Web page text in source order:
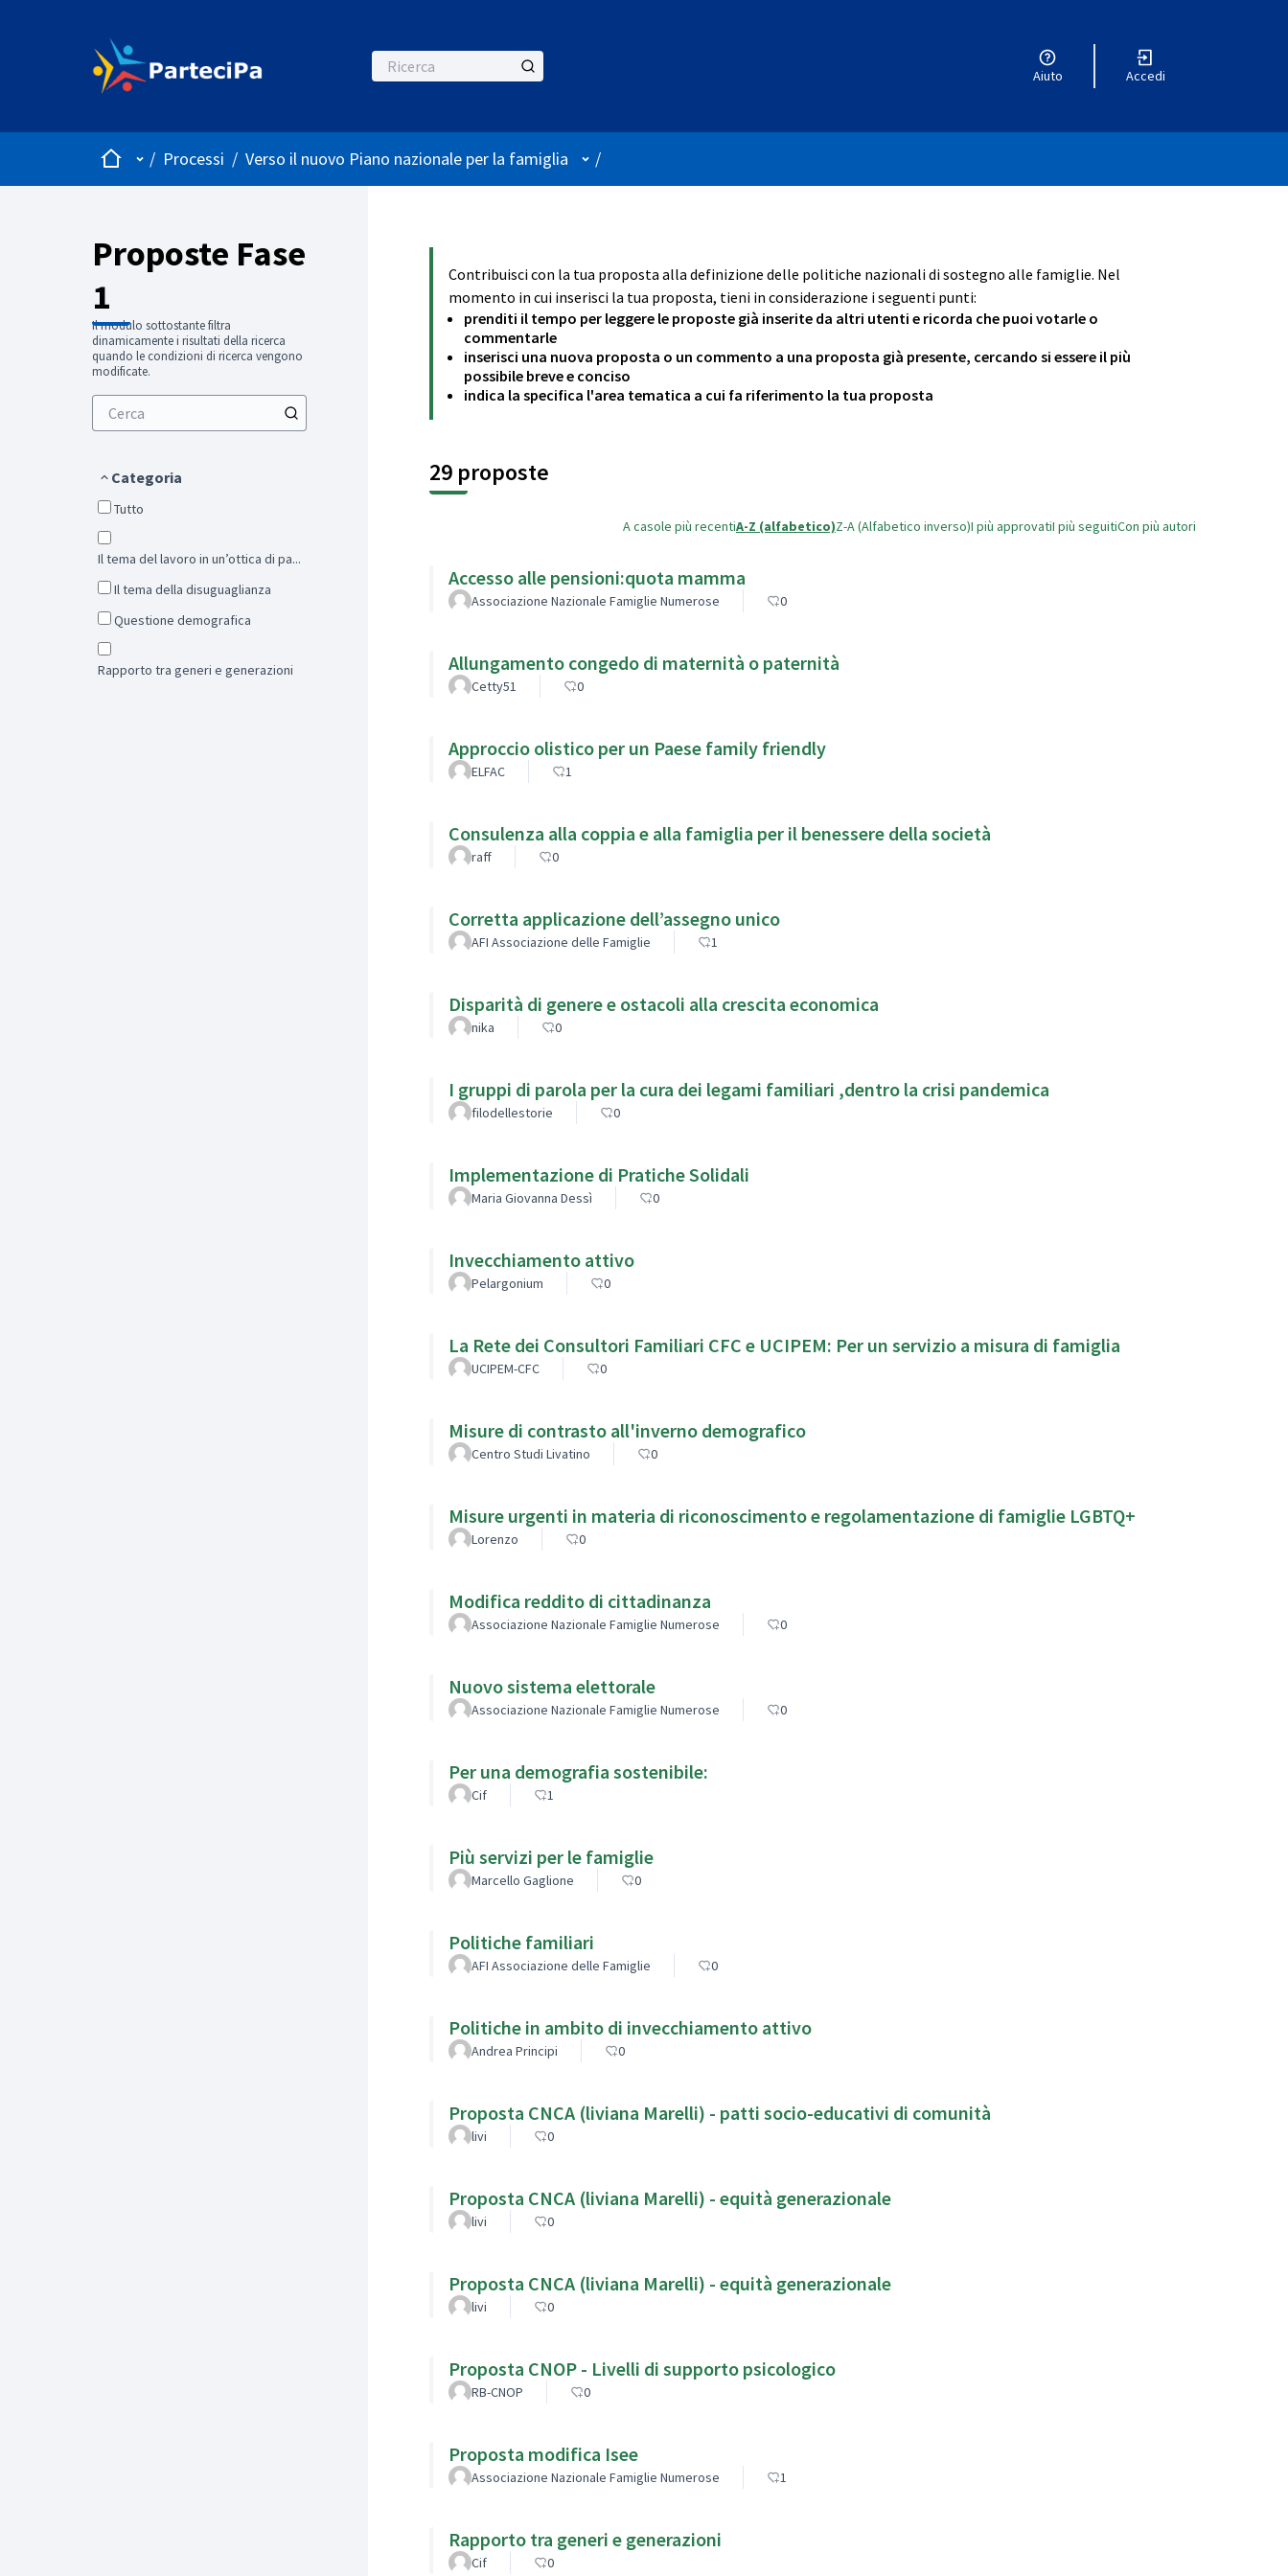
Aiuto Accedi
HomeMenù principale
/ Processi / Verso il nuovo Piano nazionale per la famiglia Menù utente
/
Proposte Fase
1
Il modulo sottostante filtra
dinamicamente i risultati della ricerca
quando le condizioni di ricerca vengono
modificate.
Categoria
Tutto
Il tema del lavoro in un’ottica di pa...
Il tema della disuguaglianza
Questione demografica
Rapporto tra generi e generazioni
Contribuisci con la tua proposta alla definizione delle politiche nazionali di sostegno alle famiglie. Nel
momento in cui inserisci la tua proposta, tieni in considerazione i seguenti punti:
prenditi il tempo per leggere le proposte già inserite da altri utenti e ricorda che puoi votarle o
commentarle
inserisci una nuova proposta o un commento a una proposta già presente, cercando si essere il più
possibile breve e conciso
indica la specifica l'area tematica a cui fa riferimento la tua proposta
29 proposte
A casole più recentiA-Z (alfabetico)Z-A (Alfabetico inverso)I più approvatiI più seguitiCon più autori
Accesso alle pensioni:quota mamma
Associazione Nazionale Famiglie Numerose 0
Allungamento congedo di maternità o paternità
Cetty51 0
Approccio olistico per un Paese family friendly
ELFAC 1
Consulenza alla coppia e alla famiglia per il benessere della società
raff 0
Corretta applicazione dell’assegno unico
AFI Associazione delle Famiglie 1
Disparità di genere e ostacoli alla crescita economica
nika 0
I gruppi di parola per la cura dei legami familiari ,dentro la crisi pandemica
filodellestorie 0
Implementazione di Pratiche Solidali
Maria Giovanna Dessì 0
Invecchiamento attivo
Pelargonium 0
La Rete dei Consultori Familiari CFC e UCIPEM: Per un servizio a misura di famiglia
UCIPEM-CFC 0
Misure di contrasto all'inverno demografico
Centro Studi Livatino 0
Misure urgenti in materia di riconoscimento e regolamentazione di famiglie LGBTQ+
Lorenzo 0
Modifica reddito di cittadinanza
Associazione Nazionale Famiglie Numerose 0
Nuovo sistema elettorale
Associazione Nazionale Famiglie Numerose 0
Per una demografia sostenibile:
Cif 1
Più servizi per le famiglie
Marcello Gaglione 0
Politiche familiari
AFI Associazione delle Famiglie 0
Politiche in ambito di invecchiamento attivo
Andrea Principi 0
Proposta CNCA (liviana Marelli) - patti socio-educativi di comunità
livi 0
Proposta CNCA (liviana Marelli) - equità generazionale
livi 0
Proposta CNCA (liviana Marelli) - equità generazionale
livi 0
Proposta CNOP - Livelli di supporto psicologico
RB-CNOP 0
Proposta modifica Isee
Associazione Nazionale Famiglie Numerose 1
Rapporto tra generi e generazioni
Cif 0